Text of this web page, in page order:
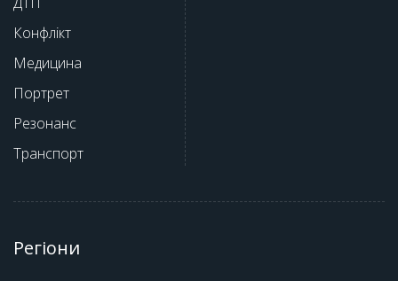
Конфлікт
Медицина
Портрет
Резонанс
Транспорт
Регіони